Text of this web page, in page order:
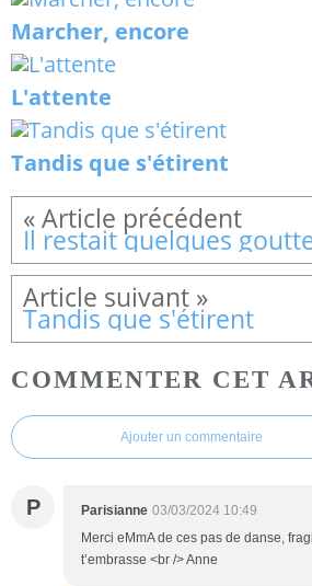
Marcher, encore
L'attente
Tandis que s'étirent
Il restait quelques
Tandis que s'étirent
COMMENTER CET
Ajouter un commentaire
P Parisianne 03/03/2024 10:49
Merci eMmA de ces pas de danse,
t’embrasse <br /> Anne